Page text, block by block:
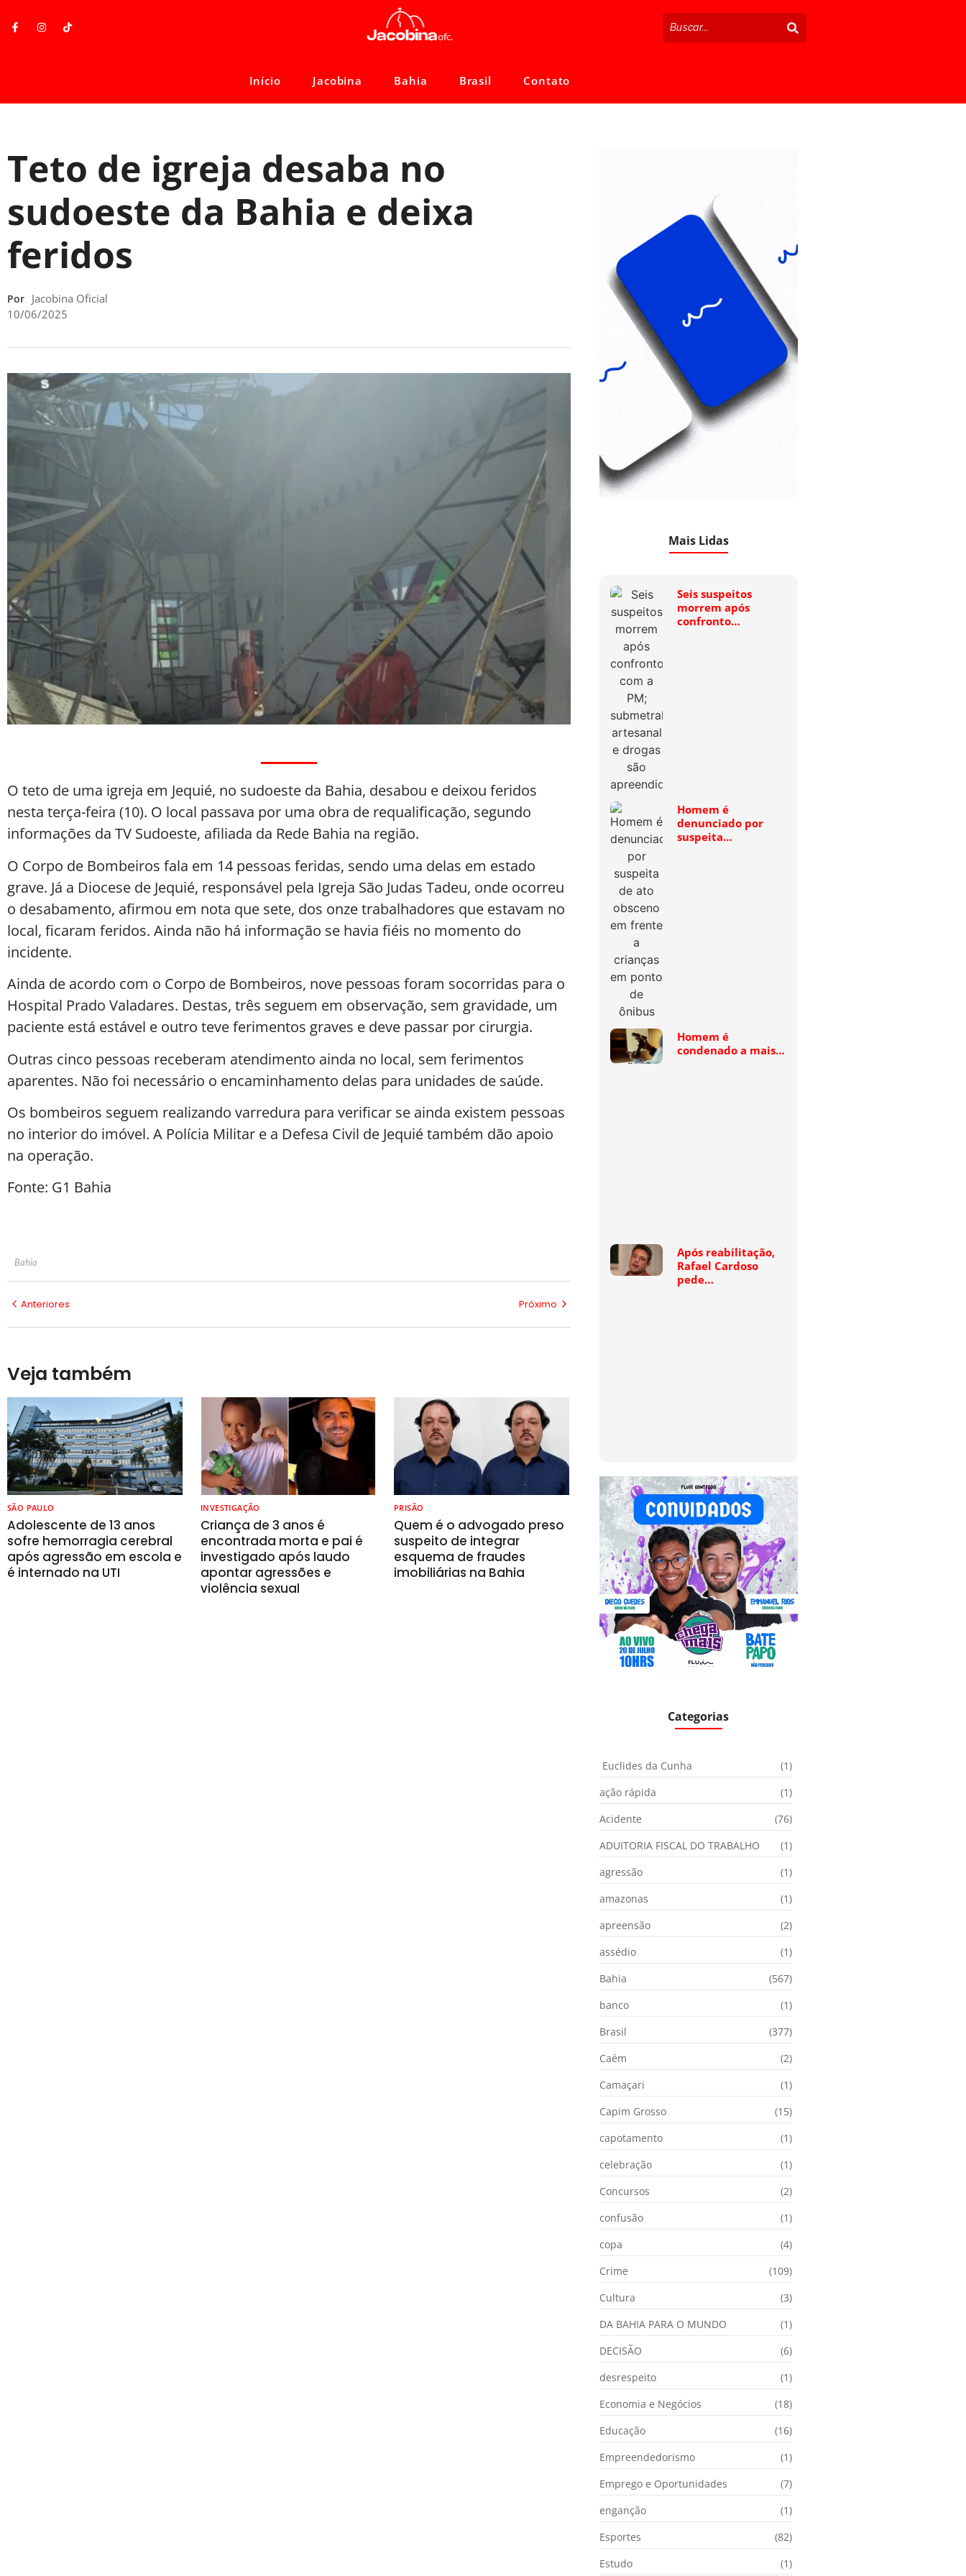
Início Jacobina Bahia Brasil Contato
Teto de igreja desaba no
sudoeste da Bahia e deixa
feridos
Por Jacobina Oficial
10/06/2025
O teto de uma igreja em Jequié, no sudoeste da Bahia, desabou e deixou feridos
nesta terça-feira (10). O local passava por uma obra de requalificação, segundo
informações da TV Sudoeste, afiliada da Rede Bahia na região.
O Corpo de Bombeiros fala em 14 pessoas feridas, sendo uma delas em estado
grave. Já a Diocese de Jequié, responsável pela Igreja São Judas Tadeu, onde ocorreu
o desabamento, afirmou em nota que sete, dos onze trabalhadores que estavam no
local, ficaram feridos. Ainda não há informação se havia fiéis no momento do
incidente.
Ainda de acordo com o Corpo de Bombeiros, nove pessoas foram socorridas para o
Hospital Prado Valadares. Destas, três seguem em observação, sem gravidade, um
paciente está estável e outro teve ferimentos graves e deve passar por cirurgia.
Outras cinco pessoas receberam atendimento ainda no local, sem ferimentos
aparentes. Não foi necessário o encaminhamento delas para unidades de saúde.
Os bombeiros seguem realizando varredura para verificar se ainda existem pessoas
no interior do imóvel. A Polícia Militar e a Defesa Civil de Jequié também dão apoio
na operação.
Fonte: G1 Bahia
Bahia
Anteriores Próximo
Veja também
SÃO PAULO
Adolescente de 13 anos
sofre hemorragia cerebral
após agressão em escola e
é internado na UTI
INVESTIGAÇÃO
Criança de 3 anos é
encontrada morta e pai é
investigado após laudo
apontar agressões e
violência sexual
PRISÃO
Quem é o advogado preso
suspeito de integrar
esquema de fraudes
imobiliárias na Bahia
Mais Lidas
Seis suspeitos
morrem após
confronto…
Homem é
denunciado por
suspeita…
Homem é
condenado a mais…
Após reabilitação,
Rafael Cardoso
pede…
Categorias
Euclides da Cunha
(1)
ação rápida
(1)
Acidente
(76)
ADUITORIA FISCAL DO TRABALHO
(1)
agressão
(1)
amazonas
(1)
apreensão
(2)
assédio
(1)
Bahia
(567)
banco
(1)
Brasil
(377)
Caém
(2)
Camaçari
(1)
Capim Grosso
(15)
capotamento
(1)
celebração
(1)
Concursos
(2)
confusão
(1)
copa
(4)
Crime
(109)
Cultura
(3)
DA BAHIA PARA O MUNDO
(1)
DECISÃO
(6)
desrespeito
(1)
Economia e Negócios
(18)
Educação
(16)
Empreendedorismo
(1)
Emprego e Oportunidades
(7)
enganção
(1)
Esportes
(82)
Estudo
(1)